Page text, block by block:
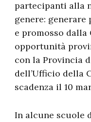
partecipanti alla
genere: generare
e promosso dalla
opportunità
con la Provincia
dell’Ufficio della
scadenza il 10
In alcune scuole